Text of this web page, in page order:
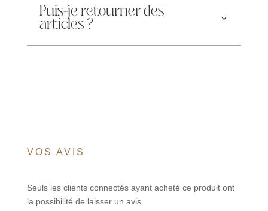
Puis-je retourner des
articles ?
VOS AVIS
Seuls les clients connectés ayant acheté ce produit ont
la possibilité de laisser un avis.